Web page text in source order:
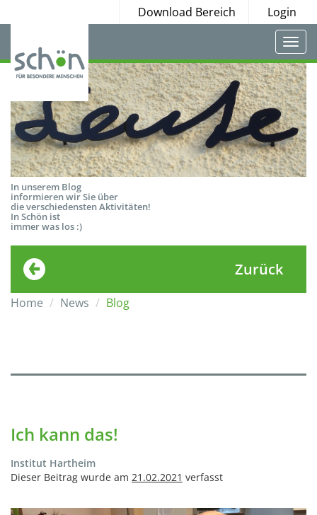
Download Bereich Login
In unserem Blog
informieren wir Sie über
die verschiedensten Aktivitäten!
In Schön ist
immer was los :)
Zurück
Home News Blog
Ich kann das!
Institut Hartheim
Dieser Beitrag wurde am 21.02.2021 verfasst